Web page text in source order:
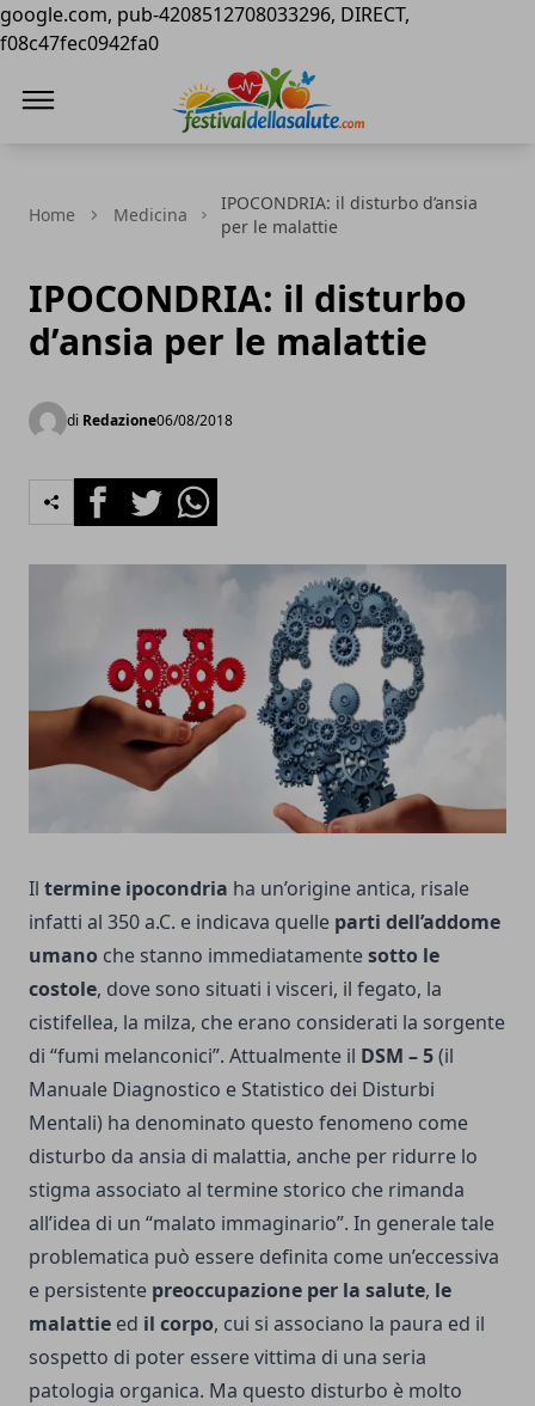
google.com, pub-4208512708033296, DIRECT,
f08c47fec0942fa0
Home Medicina
IPOCONDRIA: il disturbo d’ansia
per le malattie
IPOCONDRIA: il disturbo
d’ansia per le malattie
di Redazione06/08/2018
FacebookTwitterWhatsapp
Il termine ipocondria ha un’origine antica, risale
infatti al 350 a.C. e indicava quelle parti dell’addome
umano che stanno immediatamentesotto le
costole, dove sono situati i visceri, il fegato, la
cistifellea, la milza, che erano considerati la sorgente
di “fumi melanconici”. Attualmente il DSM – 5(il
Manuale Diagnostico e Statistico dei Disturbi
Mentali) ha denominato questo fenomeno come
disturbo da ansia di malattia, anche per ridurre lo
stigma associato al termine storico che rimanda
all’idea di un “malato immaginario”. In generale tale
problematica può essere definita come un’eccessiva
e persistente preoccupazione per la salute, le
malattie ed il corpo, cui si associano la paura ed il
sospetto di poter essere vittima di una seria
patologia organica. Ma questo disturbo è molto